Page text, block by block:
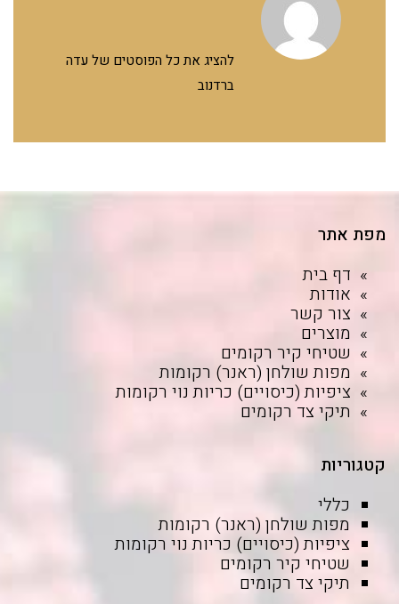
להציג את כל הפוסטים של עדה
ברדנוב
מפת אתר
דף בית
אודות
צור קשר
מוצרים
שטיחי קיר רקומים
מפות שולחן (ראנר) רקומות
ציפיות (כיסויים) כריות נוי רקומות
תיקי צד רקומים
קטגוריות
כללי
מפות שולחן (ראנר) רקומות
ציפיות (כיסויים) כריות נוי רקומות
שטיחי קיר רקומים
תיקי צד רקומים